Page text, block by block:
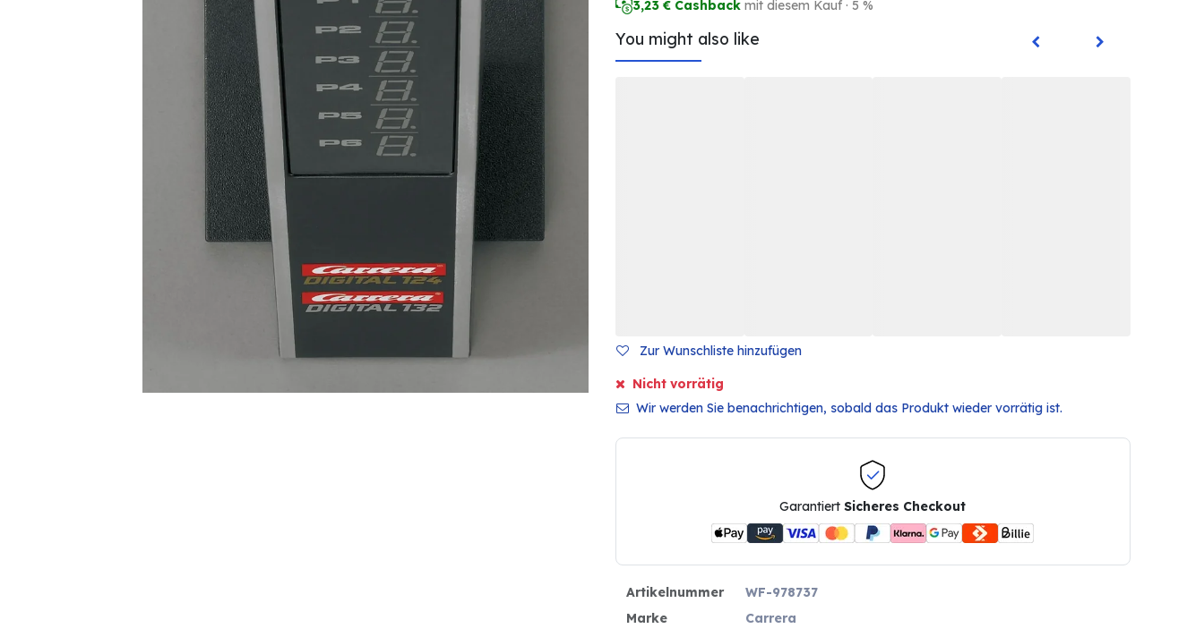
3,23 € Cashback mit diesem Kauf · 5 %
You might also like
Zur Wunschliste hinzufügen
Nicht vorrätig
Wir werden Sie benachrichtigen, sobald das Produkt wieder vorrätig ist.
GarantiertSicheres Checkout
Artikelnummer
WF-978737
Marke
Carrera